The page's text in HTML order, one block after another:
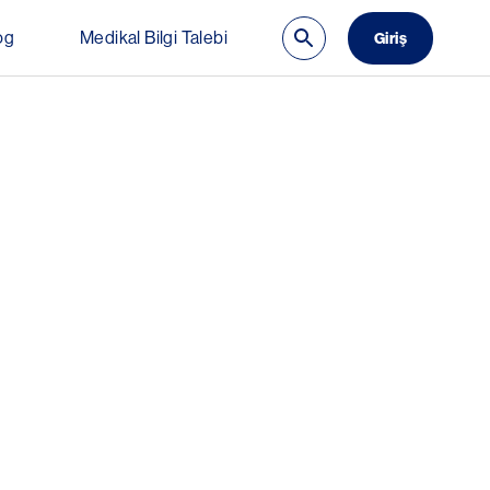
Medikal Bilgi Talebi Giriş